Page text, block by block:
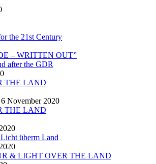
the 21st Century
– WRITTEN OUT”
after the GDR
THE LAND
November 2020
THE LAND
überm Land
& LIGHT OVER THE LAND